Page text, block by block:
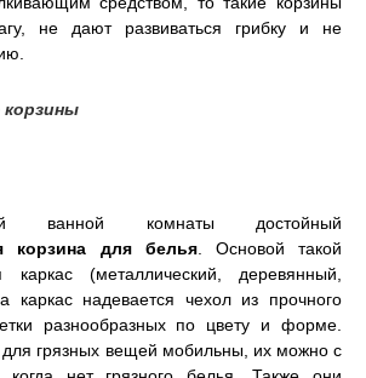
не дают развиваться грибку и не
ванной комнаты достойный
корзина для белья. Основой такой
каркас (металлический, деревянный,
каркас надевается чехол из прочного
разнообразных по цвету и форме.
грязных вещей мобильны, их можно с